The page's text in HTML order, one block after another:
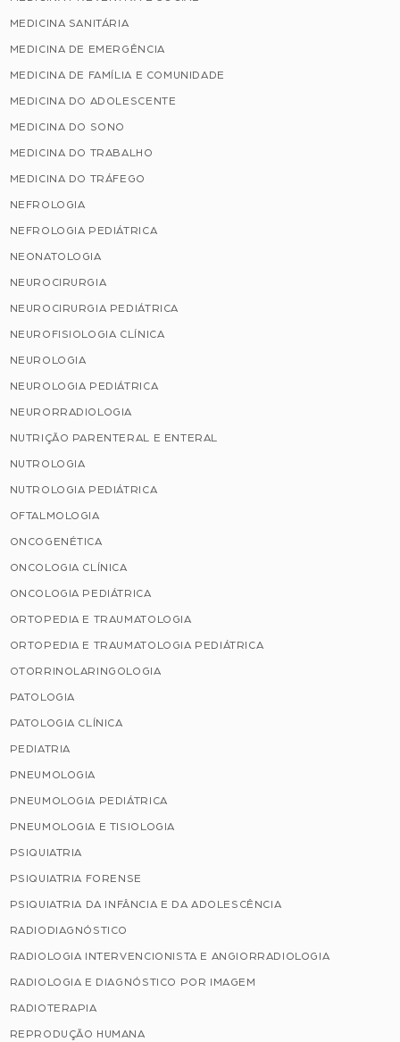
MEDICINA SANITÁRIA
MEDICINA DE EMERGÊNCIA
MEDICINA DE FAMÍLIA E COMUNIDADE
MEDICINA DO ADOLESCENTE
MEDICINA DO SONO
MEDICINA DO TRABALHO
MEDICINA DO TRÁFEGO
NEFROLOGIA
NEFROLOGIA PEDIÁTRICA
NEONATOLOGIA
NEUROCIRURGIA
NEUROCIRURGIA PEDIÁTRICA
NEUROFISIOLOGIA CLÍNICA
NEUROLOGIA
NEUROLOGIA PEDIÁTRICA
NEURORRADIOLOGIA
NUTRIÇÃO PARENTERAL E ENTERAL
NUTROLOGIA
NUTROLOGIA PEDIÁTRICA
OFTALMOLOGIA
ONCOGENÉTICA
ONCOLOGIA CLÍNICA
ONCOLOGIA PEDIÁTRICA
ORTOPEDIA E TRAUMATOLOGIA
ORTOPEDIA E TRAUMATOLOGIA PEDIÁTRICA
OTORRINOLARINGOLOGIA
PATOLOGIA
PATOLOGIA CLÍNICA
PEDIATRIA
PNEUMOLOGIA
PNEUMOLOGIA PEDIÁTRICA
PNEUMOLOGIA E TISIOLOGIA
PSIQUIATRIA
PSIQUIATRIA FORENSE
PSIQUIATRIA DA INFÂNCIA E DA ADOLESCÊNCIA
RADIODIAGNÓSTICO
RADIOLOGIA INTERVENCIONISTA E ANGIORRADIOLOGIA
RADIOLOGIA E DIAGNÓSTICO POR IMAGEM
RADIOTERAPIA
REPRODUÇÃO HUMANA